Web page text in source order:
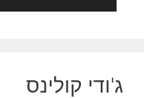
ג'ודי קולינס